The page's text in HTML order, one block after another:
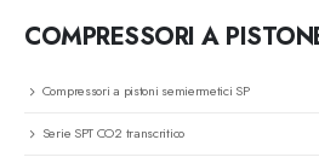
COMPRESSORI A
Compressori a pistoni semiermetici SP
Serie SPT CO2 transcritico